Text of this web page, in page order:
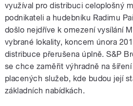
využíval pro distribuci celoplošný
podnikateli a hudebníku Radimu
došlo nejdříve k omezení vysílání
vybrané lokality, koncem února
distribuce přerušena úplně. S&P
se chce zaměřit výhradně na
placených služeb, kde budou její
základních nabídkách.